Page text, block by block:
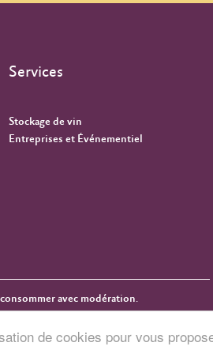
de cookies pour vous
Services
Stockage de vin
Entreprises et Événementiel
avec modération.